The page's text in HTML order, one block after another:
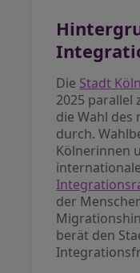
Die Stadt Köln
2025 parallel
die Wahl
durch.
Kölnerinnen
der
berät den